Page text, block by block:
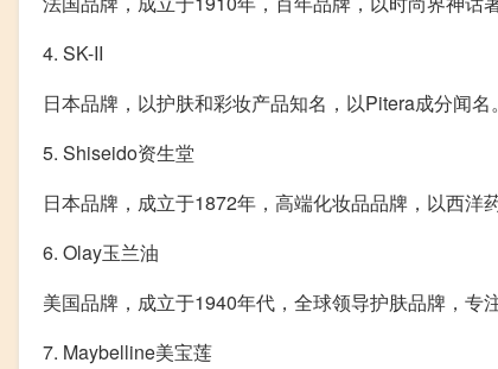
4. SK-II
日本品牌，以护肤和彩妆产品知名，以Pitera成分闻名。
5. Shiseido资生堂
日本品牌，成立于1872年，高端化妆品品牌，以西洋
6. Olay玉兰油
美国品牌，成立于1940年代，全球领导护肤品牌，专
7. Maybelline美宝莲